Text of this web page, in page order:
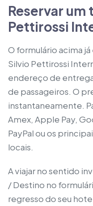
Reservar
Pettirossi
O formulário acima
Silvio Pettirossi
endereço de
de passageiros. O
instantaneamente.
Amex, Apple Pay,
PayPal ou os
locais.
A viajar no sentido
/ Destino no
regresso do seu